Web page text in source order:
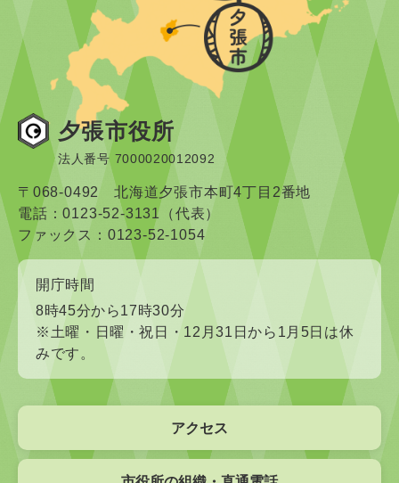
夕張市役所
法人番号 7000020012092
〒068-0492 北海道夕張市本町4丁目2番地
電話：0123-52-3131（代表）
ファックス：0123-52-1054
開庁時間
8時45分から17時30分
※土曜・日曜・祝日・12月31日から1月5日は休
みです。
アクセス